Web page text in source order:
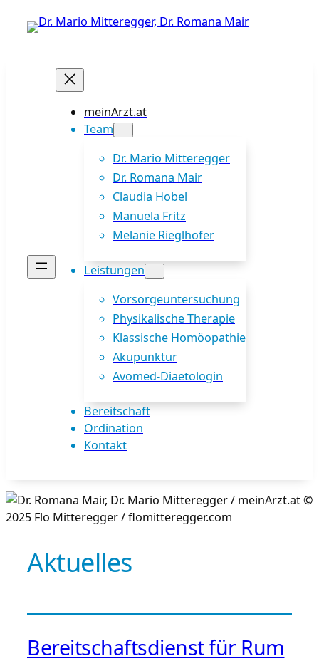
Zum
meinArzt.at
Team
Dr. Mario Mitteregger
Dr. Romana Mair
Claudia Hobel
Manuela Fritz
Melanie Rieglhofer
Leistungen
Vorsorgeuntersuchung
Physikalische Therapie
Klassische Homöopathie
Akupunktur
Avomed-Diaetologin
Bereitschaft
Ordination
Kontakt
Aktuelles
Bereitschaftsdienst für Rum